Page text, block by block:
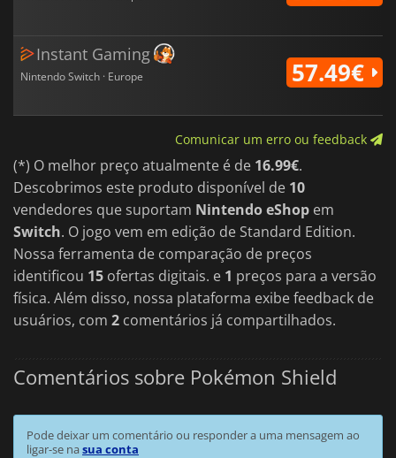
determinados pelo conjunto de movimentos mais amplo de
um Pokemon. Disponível para usar uma vez por batalha, o
Dynamax aumenta o poder do seu Pokemon e é acionado por
um botão separado, similar ao Z-Moves. Você também pode
online) para lutar batalhas de Dynamax selvagens contra um
encontros são chamados de Max Raid Battles.
Pokemon Sword and Shield também trazem novos
personagens, incluindo novos treinadores e NPCs. Conhece
novas personagens, incluindo o Campeão Pokemon Leon,
Rival Hop, a Professora Magnolia, a sua assistente Sonia e o
teu primeiro líder de Ginásio, Milo.
Pokémon nativo da região do jogo poderá ser transferido para
o jogo a partir do 3DS Pokémon Bank, Go, e Let's Go
Pikachu/Eeveeatravés do serviçoPokémon Home.
Instant Gaming
Nintendo Switch · Europe 57.49€
Comunicar um erro ou feedback
(*) O melhor preço atualmente é de 16.99€.
Descobrimos este produto disponível de 10
vendedores que suportam Nintendo eShop em
Switch. O jogo vem em edição de Standard Edition.
Nossa ferramenta de comparação de preços
identificou 15 ofertas digitais. e 1 preços para a versão
física. Além disso, nossa plataforma exibe feedback de
usuários, com 2 comentários já compartilhados.
Comentários sobre Pokémon Shield
Pode deixar um comentário ou responder a uma mensagem ao
ligar-se nasua conta